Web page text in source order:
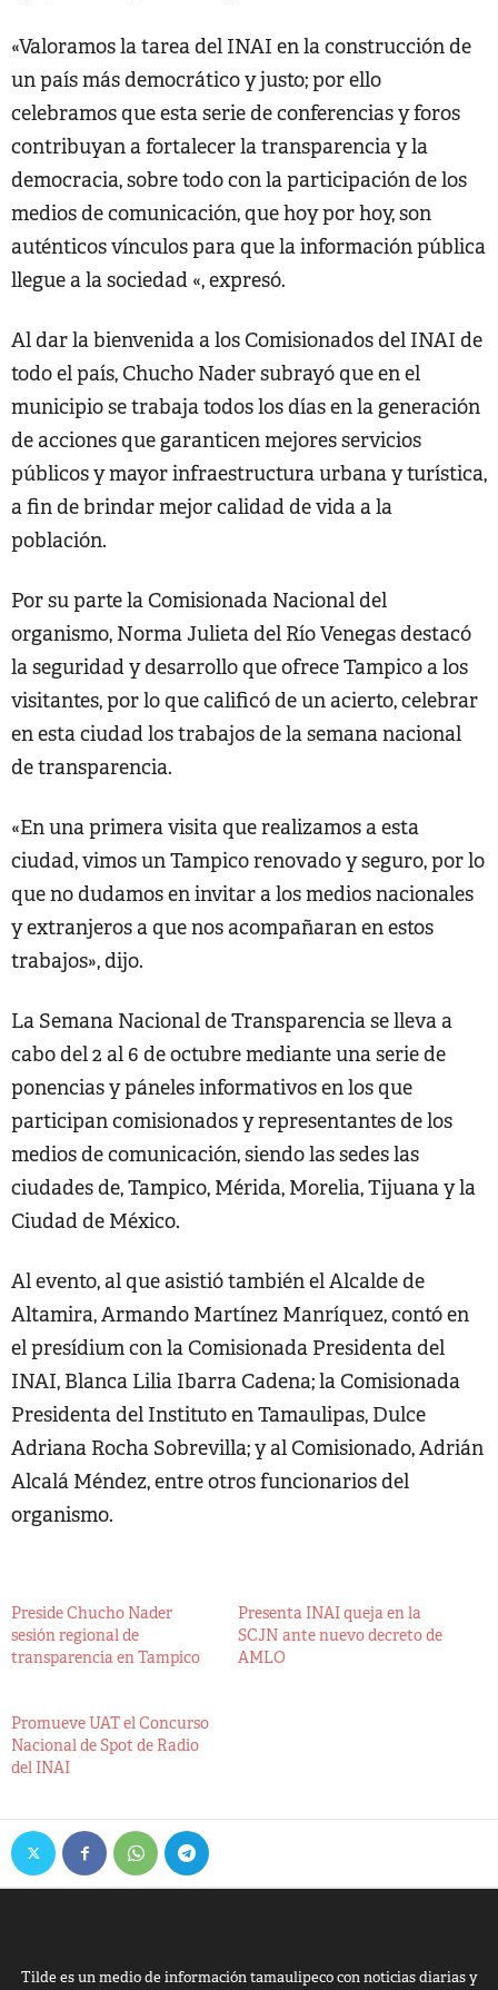
«Valoramos la tarea del INAI en la construcción de
un país más democrático y justo; por ello
celebramos que esta serie de conferencias y foros
contribuyan a fortalecer la transparencia y la
democracia, sobre todo con la participación de los
medios de comunicación, que hoy por hoy, son
auténticos vínculos para que la información pública
llegue a la sociedad «, expresó.
Al dar la bienvenida a los Comisionados del INAI de
todo el país, Chucho Nader subrayó que en el
municipio se trabaja todos los días en la generación
de acciones que garanticen mejores servicios
públicos y mayor infraestructura urbana y turística,
a fin de brindar mejor calidad de vida a la
población.
Por su parte la Comisionada Nacional del
organismo, Norma Julieta del Río Venegas destacó
la seguridad y desarrollo que ofrece Tampico a los
visitantes, por lo que calificó de un acierto, celebrar
en esta ciudad los trabajos de la semana nacional
de transparencia.
«En una primera visita que realizamos a esta
ciudad, vimos un Tampico renovado y seguro, por lo
que no dudamos en invitar a los medios nacionales
y extranjeros a que nos acompañaran en estos
trabajos», dijo.
La Semana Nacional de Transparencia se lleva a
cabo del 2 al 6 de octubre mediante una serie de
ponencias y páneles informativos en los que
participan comisionados y representantes de los
medios de comunicación, siendo las sedes las
ciudades de, Tampico, Mérida, Morelia, Tijuana y la
Ciudad de México.
Al evento, al que asistió también el Alcalde de
Altamira, Armando Martínez Manríquez, contó en
el presídium con la Comisionada Presidenta del
INAI, Blanca Lilia Ibarra Cadena; la Comisionada
Presidenta del Instituto en Tamaulipas, Dulce
Adriana Rocha Sobrevilla; y al Comisionado, Adrián
Alcalá Méndez, entre otros funcionarios del
organismo.
Preside Chucho Nader
sesión regional de
transparencia en Tampico
Presenta INAI queja en la
SCJN ante nuevo decreto de
AMLO
Promueve UAT el Concurso
Nacional de Spot de Radio
del INAI
Tilde es un medio de información tamaulipeco con noticias diarias y